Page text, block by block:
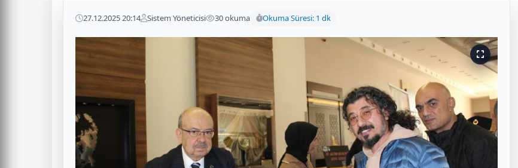
27.12.2025 20:14 Sistem Yöneticisi 30 okuma Okuma Süresi: 1 dk